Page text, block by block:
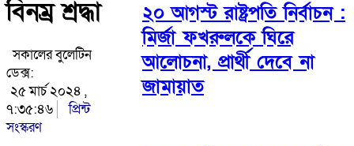
বিনম্র শ্রদ্ধা
সকালের বুলেটিন
ডেক্স:
২৫ মার্চ ২০২৪ ,
৭:৩৫:৪৬
প্রিন্ট
সংস্করণ
২০ আগস্ট রাষ্ট্রপতি নির্বাচন :
মির্জা ফখরুলকে ঘিরে
আলোচনা, প্রার্থী দেবে না
জামায়াত